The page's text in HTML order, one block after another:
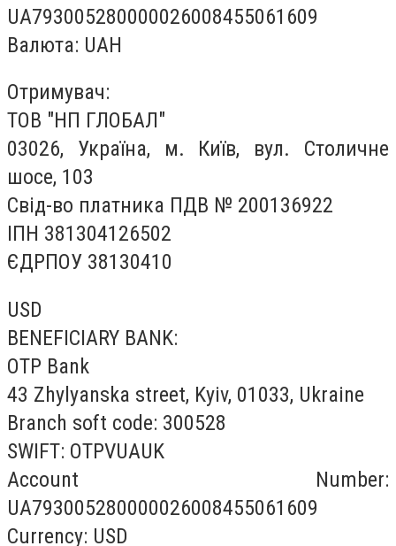
UA793005280000026008455061609
Валюта: UAH
Отримувач:
ТОВ "НП ГЛОБАЛ"
03026, Україна, м. Київ, вул. Столичне
шосе, 103
Свід-во платника ПДВ № 200136922
ІПН 381304126502
ЄДРПОУ 38130410
USD
BENEFICIARY BANK:
OTP Bank
43 Zhylyanska street, Kyiv, 01033, Ukraine
Branch soft code: 300528
SWIFT: OTPVUAUK
Account Number:
UA793005280000026008455061609
Currency: USD